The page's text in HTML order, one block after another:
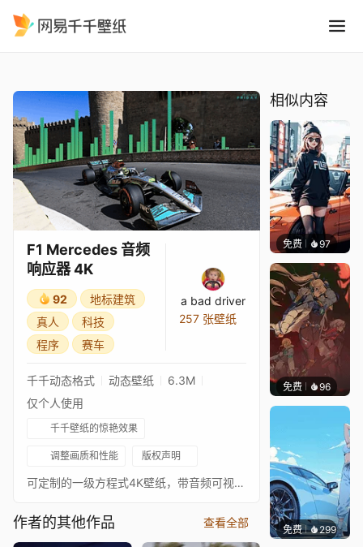
F1 Mercedes 音频
响应器 4K
92
地标建筑
真人
科技
程序
赛车
a bad driver
257 张壁纸
千千动态格式 动态壁纸
6.3M
仅个人使用
千千壁纸的惊艳效果
调整画质和性能 版权声明
可定制的一级方程式4K壁纸，带音频可视化效果。梅赛德斯W13。银箭中的Lewis Hamilton。巴库赛道。阿塞拜疆。包含音频可视化、时钟和日期、鼠标视差、颜色、照片详情等选项。更多Lewis Hamilton壁纸：Lewis Hamilton - Fireworks Lewis Hamilton - Monaco Tunnel Lewis Hamilton - Night Racing Lewis Hamilton - Animated Sparks Lewis Hamilton - British Flag Lewis Hamilton - Helmet 我的F1壁纸合集
作者的其他作品 查看全部
相似内容
免费 97Ado
免费 96 Nesu
免费 299Ado